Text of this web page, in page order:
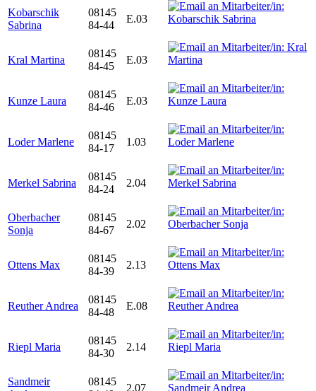
Kobarschik
Sabrina
08145
84-44
E.03
Kral Martina
08145
84-45
E.03
Kunze Laura
08145
84-46
E.03
Loder Marlene
08145
84-17
1.03
Merkel Sabrina
08145
84-24
2.04
Oberbacher
Sonja
08145
84-67
2.02
Ottens Max
08145
84-39
2.13
Reuther Andrea
08145
84-48
E.08
Riepl Maria
08145
84-30
2.14
Sandmeir
08145
2.07